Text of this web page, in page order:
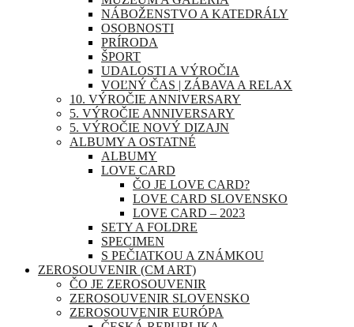
NÁBOŽENSTVO A KATEDRÁLY
OSOBNOSTI
PRÍRODA
ŠPORT
UDALOSTI A VÝROČIA
VOĽNÝ ČAS | ZÁBAVA A RELAX
10. VÝROČIE ANNIVERSARY
5. VÝROČIE ANNIVERSARY
5. VÝROČIE NOVÝ DIZAJN
ALBUMY A OSTATNÉ
ALBUMY
LOVE CARD
ČO JE LOVE CARD?
LOVE CARD SLOVENSKO
LOVE CARD – 2023
SETY A FOLDRE
SPECIMEN
S PEČIATKOU A ZNÁMKOU
ZEROSOUVENIR (CM ART)
ČO JE ZEROSOUVENIR
ZEROSOUVENIR SLOVENSKO
ZEROSOUVENIR EURÓPA